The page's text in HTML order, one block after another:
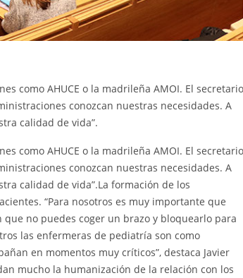
como AHUCE o la madrileña AMOI. El secretario
conozcan nuestras necesidades. A
calidad de vida”.
como AHUCE o la madrileña AMOI. El secretario
conozcan nuestras necesidades. A
calidad de vida”.La formación de los
“Para nosotros es muy importante que
no puedes coger un brazo y bloquearlo para
las enfermeras de pediatría son como
en momentos muy críticos”, destaca Javier
mucho la humanización de la relación con los